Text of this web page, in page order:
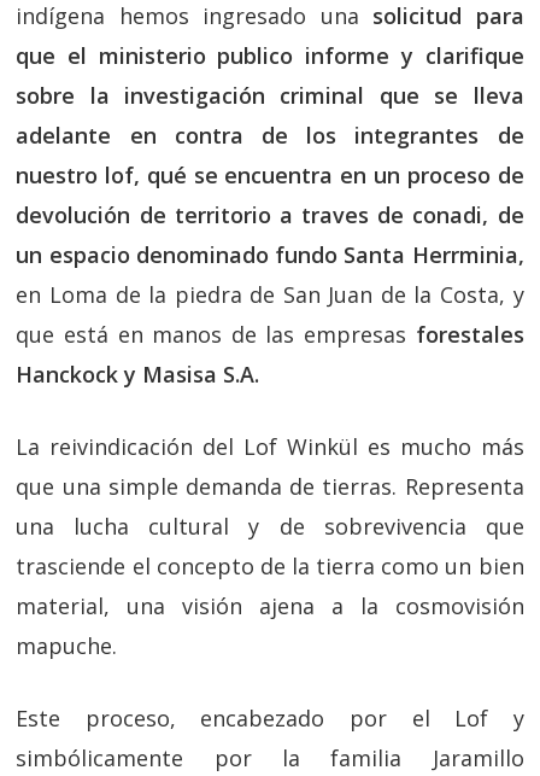
indígena hemos ingresado una solicitud para
que el ministerio publico informe y clarifique
sobre la investigación criminal que se lleva
adelante en contra de los integrantes de
nuestro lof, qué se encuentra en un proceso de
devolución de territorio a traves de conadi, de
un espacio denominado fundo Santa Herrminia,
en Loma de la piedra de San Juan de la Costa, y
que está en manos de las empresas forestales
Hanckock y Masisa S.A.
La reivindicación del Lof Winkül es mucho más
que una simple demanda de tierras. Representa
una lucha cultural y de sobrevivencia que
trasciende el concepto de la tierra como un bien
material, una visión ajena a la cosmovisión
mapuche.
Este proceso, encabezado por el Lof y
simbólicamente por la familia Jaramillo